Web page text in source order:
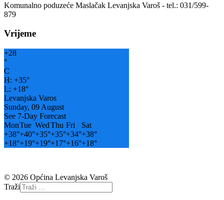
Komunalno poduzeće Maslačak Levanjska Varoš - tel.: 031/599-
879
Vrijeme
+28
°
C
H: +35°
L: +18°
Levanjska Varos
Sunday, 09 August
See 7-Day Forecast
MonTue WedThu Fri
Sat
+38°+40°+35°+35°+34°+38°
+18°+19°+19°+17°+16°+18°
© 2026 Općina Levanjska Varoš
Traži